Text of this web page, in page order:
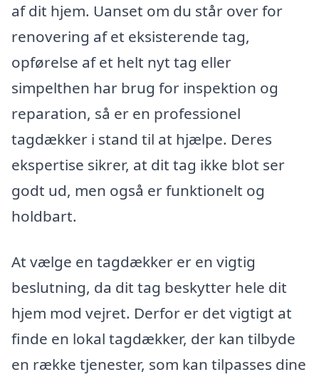
af dit hjem. Uanset om du står over for
renovering af et eksisterende tag,
opførelse af et helt nyt tag eller
simpelthen har brug for inspektion og
reparation, så er en professionel
tagdækker i stand til at hjælpe. Deres
ekspertise sikrer, at dit tag ikke blot ser
godt ud, men også er funktionelt og
holdbart.
At vælge en tagdækker er en vigtig
beslutning, da dit tag beskytter hele dit
hjem mod vejret. Derfor er det vigtigt at
finde en lokal tagdækker, der kan tilbyde
en række tjenester, som kan tilpasses dine